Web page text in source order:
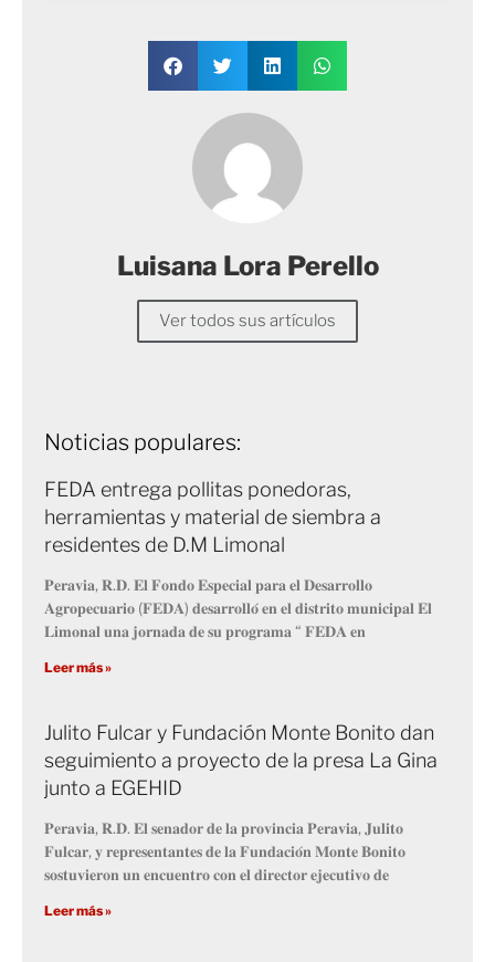
Luisana Lora Perello
Ver todos sus artículos
Noticias populares:
FEDA entrega pollitas ponedoras,
herramientas y material de siembra a
residentes de D.M Limonal
𝐏𝐞𝐫𝐚𝐯𝐢𝐚, 𝐑.𝐃. 𝐄𝐥 𝐅𝐨𝐧𝐝𝐨 𝐄𝐬𝐩𝐞𝐜𝐢𝐚𝐥 𝐩𝐚𝐫𝐚 𝐞𝐥 𝐃𝐞𝐬𝐚𝐫𝐫𝐨𝐥𝐥𝐨
𝐀𝐠𝐫𝐨𝐩𝐞𝐜𝐮𝐚𝐫𝐢𝐨 (𝐅𝐄𝐃𝐀) 𝐝𝐞𝐬𝐚𝐫𝐫𝐨𝐥𝐥𝐨́ 𝐞𝐧 𝐞𝐥 𝐝𝐢𝐬𝐭𝐫𝐢𝐭𝐨 𝐦𝐮𝐧𝐢𝐜𝐢𝐩𝐚𝐥 𝐄𝐥
𝐋𝐢𝐦𝐨𝐧𝐚𝐥 𝐮𝐧𝐚 𝐣𝐨𝐫𝐧𝐚𝐝𝐚 𝐝𝐞 𝐬𝐮 𝐩𝐫𝐨𝐠𝐫𝐚𝐦𝐚 “ 𝐅𝐄𝐃𝐀 𝐞𝐧
Leer más »
Julito Fulcar y Fundación Monte Bonito dan
seguimiento a proyecto de la presa La Gina
junto a EGEHID
𝐏𝐞𝐫𝐚𝐯𝐢𝐚, 𝐑.𝐃. 𝐄𝐥 𝐬𝐞𝐧𝐚𝐝𝐨𝐫 𝐝𝐞 𝐥𝐚 𝐩𝐫𝐨𝐯𝐢𝐧𝐜𝐢𝐚 𝐏𝐞𝐫𝐚𝐯𝐢𝐚, 𝐉𝐮𝐥𝐢𝐭𝐨
𝐅𝐮𝐥𝐜𝐚𝐫, 𝐲 𝐫𝐞𝐩𝐫𝐞𝐬𝐞𝐧𝐭𝐚𝐧𝐭𝐞𝐬 𝐝𝐞 𝐥𝐚 𝐅𝐮𝐧𝐝𝐚𝐜𝐢𝐨́𝐧 𝐌𝐨𝐧𝐭𝐞 𝐁𝐨𝐧𝐢𝐭𝐨
𝐬𝐨𝐬𝐭𝐮𝐯𝐢𝐞𝐫𝐨𝐧 𝐮𝐧 𝐞𝐧𝐜𝐮𝐞𝐧𝐭𝐫𝐨 𝐜𝐨𝐧 𝐞𝐥 𝐝𝐢𝐫𝐞𝐜𝐭𝐨𝐫 𝐞𝐣𝐞𝐜𝐮𝐭𝐢𝐯𝐨 𝐝𝐞
Leer más »